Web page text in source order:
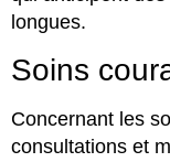
longues.
Soins
Concernant les
consultations et